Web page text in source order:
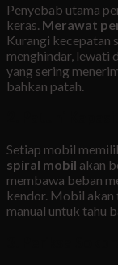
Penyebab utama
keras. Merawat
Kurangi kecepatan
menghindar, lewati
yang sering
bahkan patah.
Setiap mobil
spiral mobil akan
membawa beban
kendor. Mobil akan
manual untuk tahu